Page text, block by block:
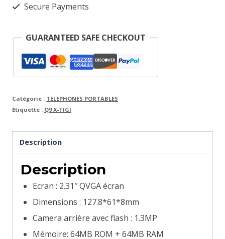
Secure Payments
GUARANTEED SAFE CHECKOUT
Catégorie : TELEPHONES PORTABLES
Étiquette : Q9 X-TIGI
Description
Description
Ecran : 2.31″ QVGA écran
Dimensions : 127.8*61*8mm
Camera arrière avec flash : 1.3MP
Mémoire: 64MB ROM + 64MB RAM